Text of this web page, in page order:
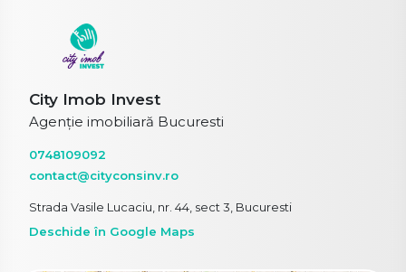
City Imob Invest
Agenție imobiliară Bucuresti
0748109092
contact@cityconsinv.ro
Strada Vasile Lucaciu, nr. 44, sect 3, Bucuresti
Deschide în Google Maps